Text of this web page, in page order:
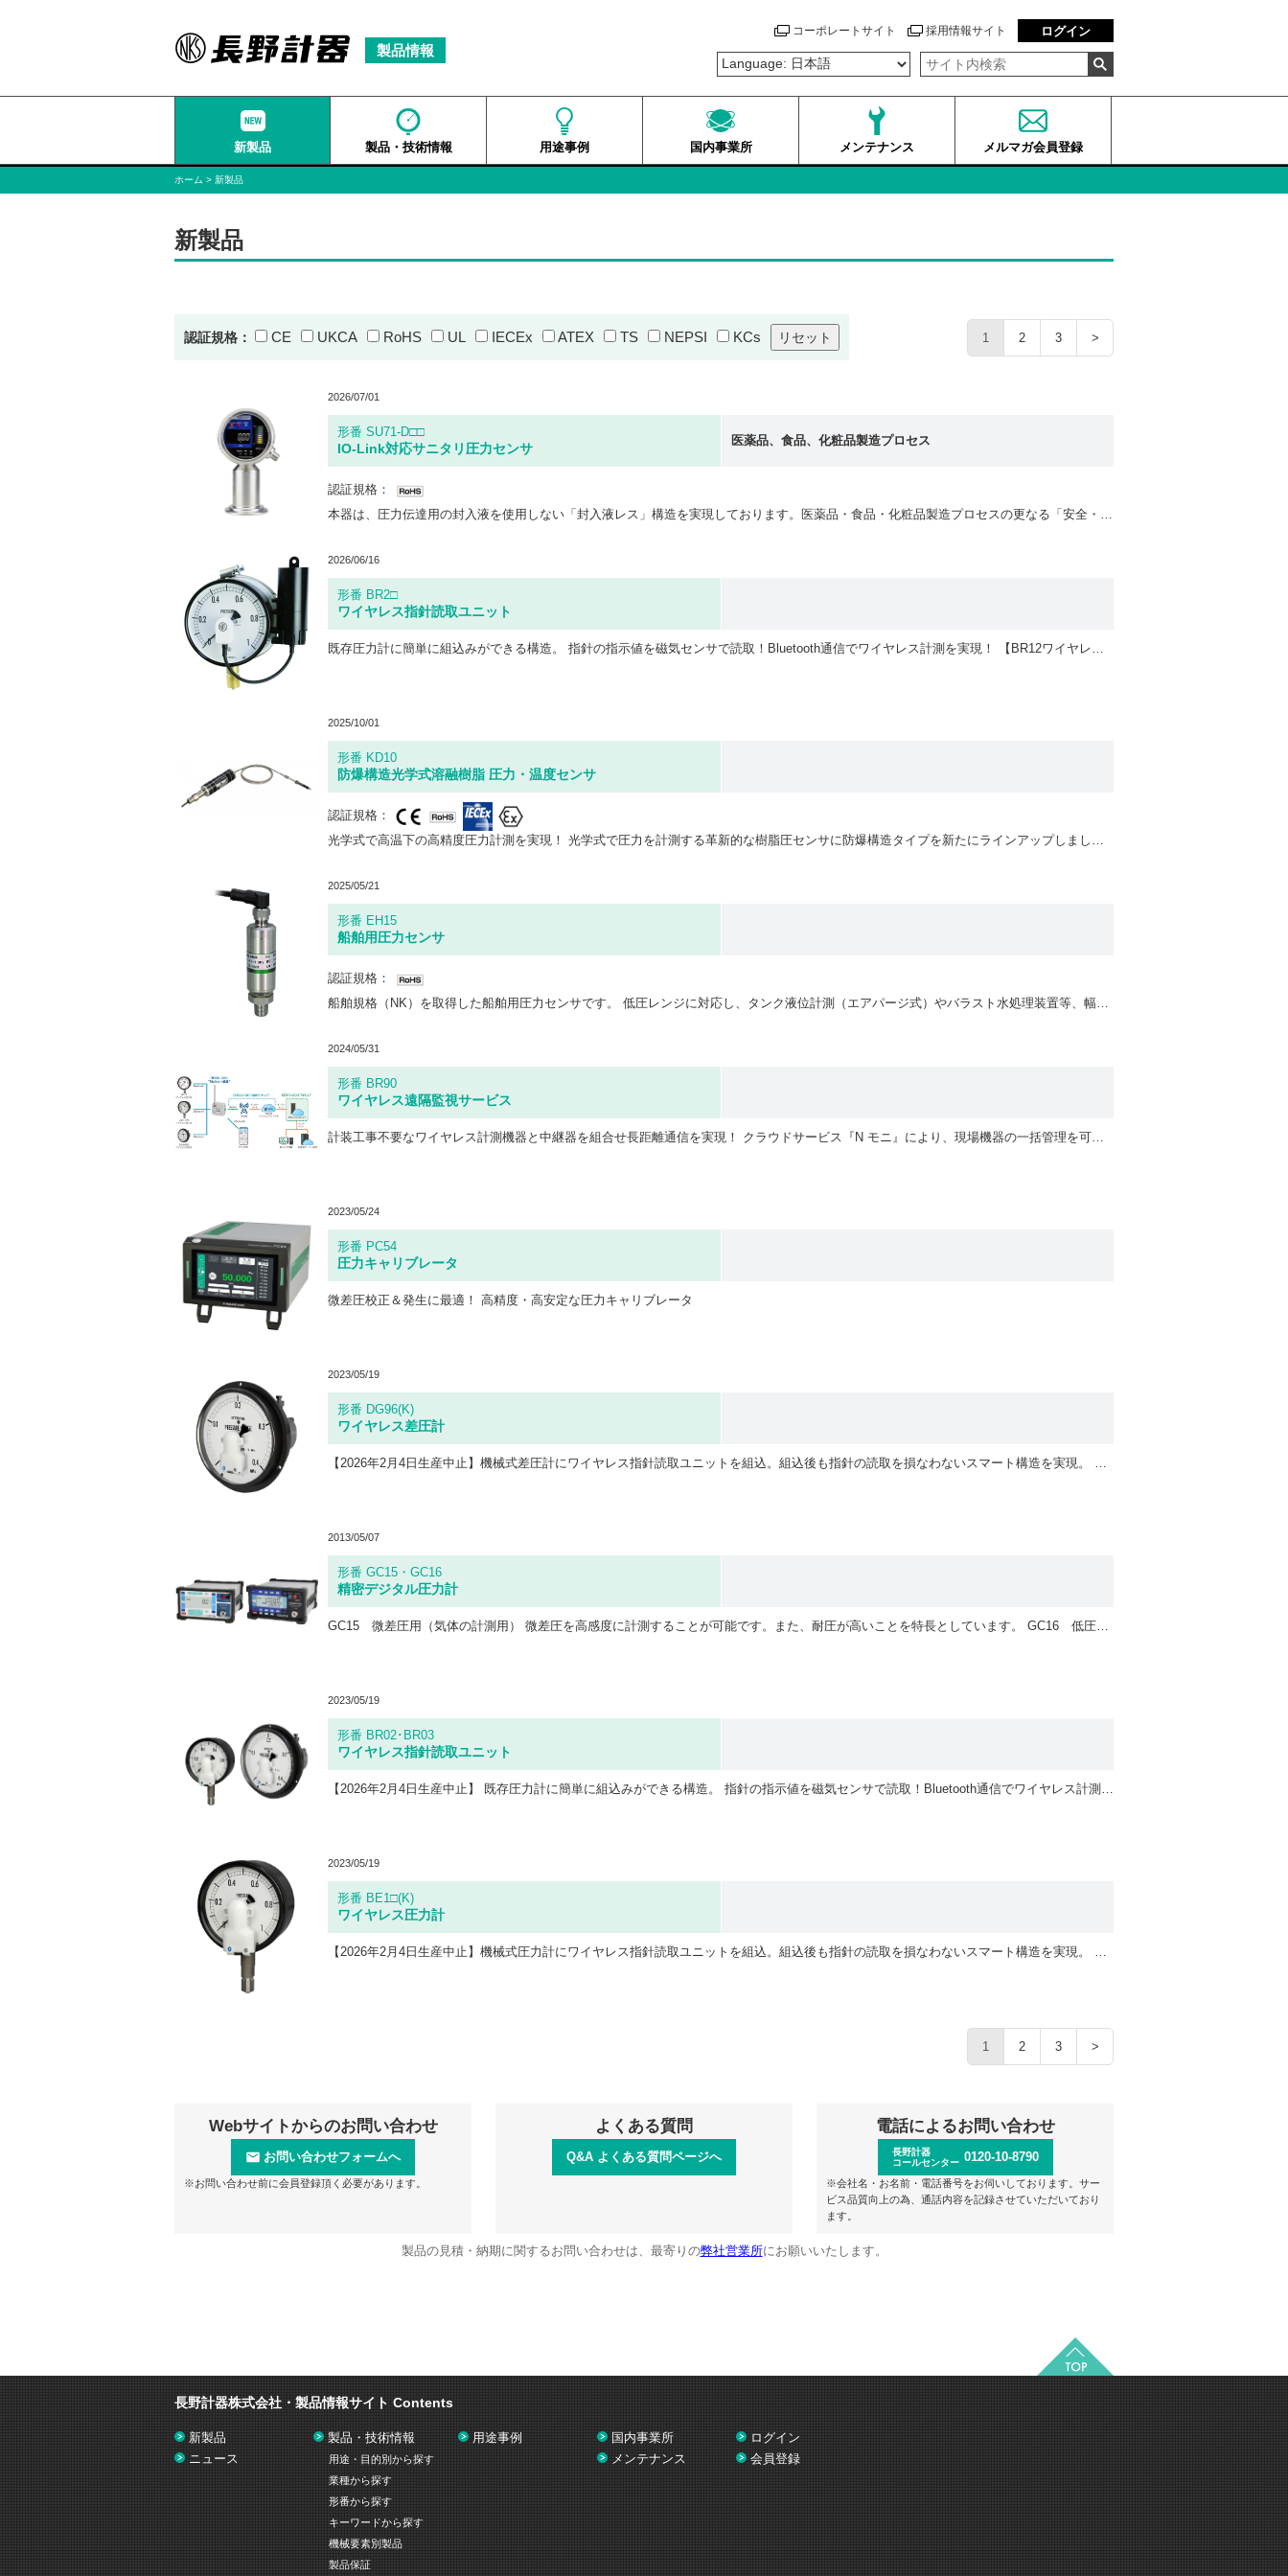
製品情報
コーポレートサイト 採用情報サイト ログイン
新製品 製品・技術情報 用途事例 国内事業所 メンテナンス メルマガ会員登録
ホーム 新製品
新製品
認証規格： CE UKCA RoHS UL IECEx ATEX TS NEPSI KCs 1 2 3 >
2026/07/01
形番 SU71-D□□
IO-Link対応サニタリ圧力センサ
医薬品、食品、化粧品製造プロセス
認証規格：
本器は、圧力伝達用の封入液を使用しない「封入液レス」構造を実現しております。医薬品・食品・化粧品製造プロセスの更なる「安全・安心」に貢献します。
2026/06/16
形番 BR2□
ワイヤレス指針読取ユニット
既存圧力計に簡単に組込みができる構造。 指針の指示値を磁気センサで読取！Bluetooth通信でワイヤレス計測を実現！ 【BR12ワイヤレス圧力計をお使いのお客様へ】 iPhone版「PG-Link」アプリをお使いのお客様は、新しいPG-Linkアプリへ移行していただく対応になります。 そのため、アプリ内に保存されているBR12ワイヤレス圧力計による計測データは引き継げませんので、 App Storeからダウンロードする前に以下を実施してください。 ①PG-Linkに保存されている計測データ(CSV形式)をPCなどへバックアップ ②iPhoneからPG-Linkアプリを削除 ③App Storeから最新版のPG-Linkアプリをダウンロード ＊Bluetooth®は、Bluetooth SIG , Incの商標または登録商標です。 ＊iOSは、Apple inc.のOS名称です。iOSは、Cisco Systems , incの商標または登録商標であり、 ライセンスに基づき使用されています。 ＊Androidは、Google LLCの商標または登録商標です。
2025/10/01
形番 KD10
防爆構造光学式溶融樹脂 圧力・温度センサ
認証規格：
光学式で高温下の高精度圧力計測を実現！ 光学式で圧力を計測する革新的な樹脂圧センサに防爆構造タイプを新たにラインアップしました。
2025/05/21
形番 EH15
船舶用圧力センサ
認証規格：
船舶規格（NK）を取得した船舶用圧力センサです。 低圧レンジに対応し、タンク液位計測（エアパージ式）やバラスト水処理装置等、幅広い用途でご使用いただけます。
2024/05/31
形番 BR90
ワイヤレス遠隔監視サービス
計装工事不要なワイヤレス計測機器と中継器を組合せ長距離通信を実現！ クラウドサービス『N モニ』により、現場機器の一括管理を可能に。
2023/05/24
形番 PC54
圧力キャリブレータ
微差圧校正＆発生に最適！ 高精度・高安定な圧力キャリブレータ
2023/05/19
形番 DG96(K)
ワイヤレス差圧計
【2026年2月4日生産中止】機械式差圧計にワイヤレス指針読取ユニットを組込。組込後も指針の読取を損なわないスマート構造を実現。 ＊iOSは、Apple inc.のOS名称です。iOSは、Cisco Systems , incの商標または登録商標であり、 ライセンスに基づき使用されています。 ＊Androidは、Google LLCの商標または登録商標です。
2013/05/07
形番 GC15・GC16
精密デジタル圧力計
GC15 微差圧用（気体の計測用） 微差圧を高感度に計測することが可能です。また、耐圧が高いことを特長としています。 GC16 低圧～中圧用（気体・液体の計測用） 標準仕様（GC16-17□：精度±0.1%）、高精度仕様（GC16-37□：精度±0.02%）をラインアップ。 基準電気式圧力計、血圧計用基準圧力計仕様も製作可能ですので、お問い合わせください。
2023/05/19
形番 BR02･BR03
ワイヤレス指針読取ユニット
【2026年2月4日生産中止】 既存圧力計に簡単に組込みができる構造。 指針の指示値を磁気センサで読取！Bluetooth通信でワイヤレス計測を実現！ 【BR12ワイヤレス圧力計をお使いのお客様へ】 iPhone版「PG-Link」アプリをお使いのお客様は、新しいPG-Linkアプリへ移行していただく対応になります。 そのため、アプリ内に保存されているBR12ワイヤレス圧力計による計測データは引き継げませんので、 App Storeからダウンロードする前に以下を実施してください。 ①PG-Linkに保存されている計測データ(CSV形式)をPCなどへバックアップ ②iPhoneからPG-Linkアプリを削除 ③App Storeから最新版のPG-Linkアプリをダウンロード ＊Bluetooth®は、Bluetooth SIG , Incの商標または登録商標です。 ＊iOSは、Apple inc.のOS名称です。iOSは、Cisco Systems , incの商標または登録商標であり、 ライセンスに基づき使用されています。 ＊Androidは、Google LLCの商標または登録商標です。
2023/05/19
形番 BE1□(K)
ワイヤレス圧力計
【2026年2月4日生産中止】機械式圧力計にワイヤレス指針読取ユニットを組込。組込後も指針の読取を損なわないスマート構造を実現。 【BR12ワイヤレス圧力計をお使いのお客様へ】 iPhone版「PG-Link」アプリをお使いのお客様は、新しいPG-Linkアプリへ移行していただく対応になります。 そのため、アプリ内に保存されているBR12ワイヤレス圧力計による計測データは引き継げませんので、 App Storeからダウンロードする前に以下を実施してください。 ①PG-Linkに保存されている計測データ(CSV形式)をPCなどへバックアップ ②iPhoneからPG-Linkアプリを削除 ③App Storeから最新版のPG-Linkアプリをダウンロード ＊Bluetooth®は、Bluetooth SIG , Incの商標または登録商標です。 ＊iOSは、Apple inc.のOS名称です。iOSは、Cisco Systems , incの商標または登録商標であり、 ライセンスに基づき使用されています。 ＊Androidは、Google LLCの商標または登録商標です。
1 2 3 >
Webサイトからのお問い合わせ
お問い合わせフォームへ
※お問い合わせ前に会員登録頂く必要があります。
よくある質問
Q&A よくある質問ページへ
電話によるお問い合わせ
長野計器
コールセンター 0120-10-8790
※会社名・お名前・電話番号をお伺いしております。サー
ビス品質向上の為、通話内容を記録させていただいており
ます。
製品の見積・納期に関するお問い合わせは、最寄りの弊社営業所にお願いいたします。
長野計器株式会社・製品情報サイト Contents
新製品
ニュース
製品・技術情報
用途・目的別から探す
業種から探す
形番から探す
キーワードから探す
機械要素別製品
製品保証
用途事例
国内事業所
メンテナンス
ログイン
会員登録